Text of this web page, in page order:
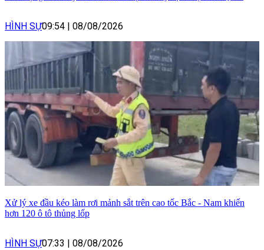
HÌNH SỰ09:54 08/08/2026
Xử lý xe đầu kéo làm rơi mảnh sắt trên cao tốc Bắc - Nam khiến
hơn 120 ô tô thủng lốp
HÌNH SỰ07:33 | 08/08/2026